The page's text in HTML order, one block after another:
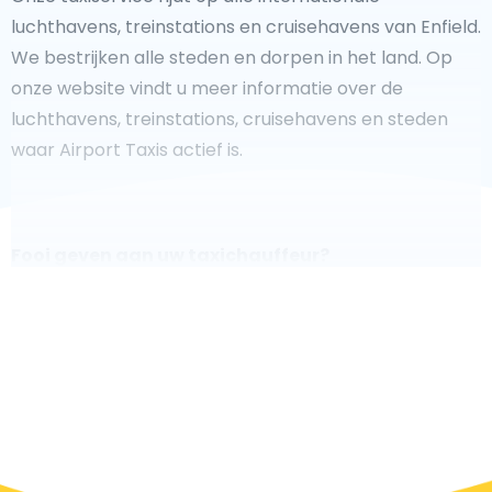
luchthavens, treinstations en cruisehavens van Enfield.
We bestrijken alle steden en dorpen in het land. Op
onze website vindt u meer informatie over de
luchthavens, treinstations, cruisehavens en steden
waar Airport Taxis actief is.
mogelijk heeft gemaakt, dan bent u van harte welkom